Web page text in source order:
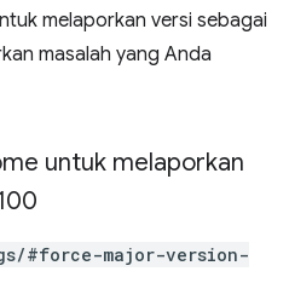
melaporkan versi sebagai
masalah yang Anda
untuk melaporkan
#force-major-version-